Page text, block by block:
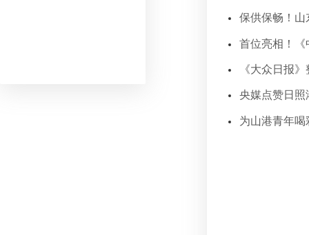
保供保畅！
首位亮相！
《大众日报
央媒点赞日
为山港青年